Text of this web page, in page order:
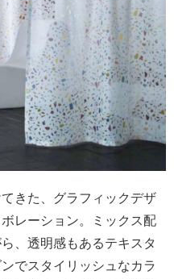
きた、グラフィックデザ
レーション。ミックス配
、透明感もあるテキスタ
でスタイリッシュなカラ